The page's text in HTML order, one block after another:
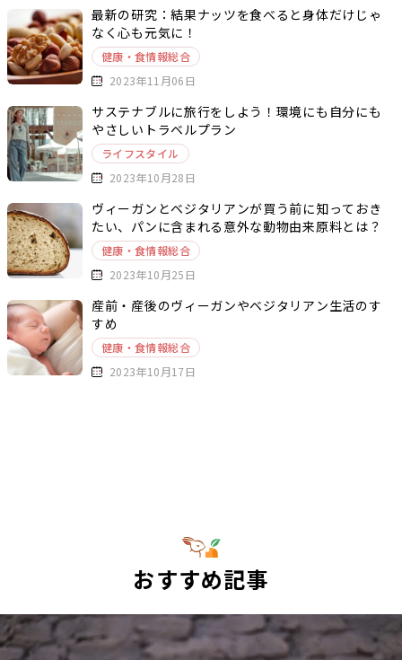
最新の研究：結果ナッツを食べると身体だけじゃ
なく心も元気に！
健康・食情報総合
2023年11月06日
サステナブルに旅行をしよう！環境にも自分にも
やさしいトラベルプラン
ライフスタイル
2023年10月28日
ヴィーガンとベジタリアンが買う前に知っておき
たい、パンに含まれる意外な動物由来原料とは？
健康・食情報総合
2023年10月25日
産前・産後のヴィーガンやベジタリアン生活のす
すめ
健康・食情報総合
2023年10月17日
おすすめ記事